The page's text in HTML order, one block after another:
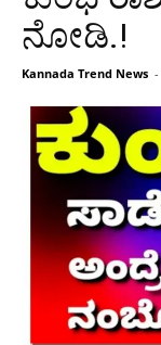
ನೋಡಿ.!
Kannada Trend News -